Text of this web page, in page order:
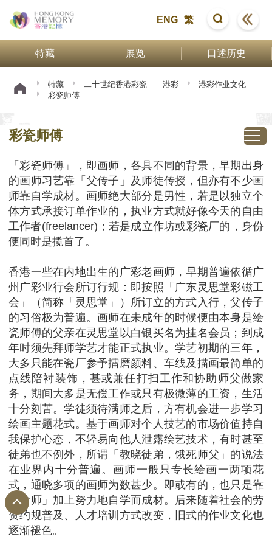
ENG 繁
特藏 展览 口述历史
特藏 二十世纪香港彩瓷——港彩
港彩作业文化
彩瓷师傅
彩瓷师傅
「彩瓷师傅」，即画师，各具不同的背景，早期出身
的画师习艺靠「父传子」及师徒传授，但亦有不少画
师靠自学成材。画师绝大部分是男性，若是以独立个
体方式承接订单作业的，执业方式就好像今天的自由
工作者(freelancer)；若是成立作坊或彩瓷厂的，身份
便同时是揽首了。
香港一些在内地出生的广彩老画师，早期普遍依循广
州广彩业行会所订行规：即按照「广东灵思堂彩磁工
会」（简称「灵思堂」）所订立的方式入行，父传子
的习俗极为普遍。画师在未成年的时候便由本身是绘
瓷师傅的父亲在灵思堂以白银买名为挂名会员；到成
年时须先拜师学艺才能正式执业。学艺初期的三年，
大多只能在瓷厂参予擂磨颜料、车线及描画最简单的
点线陪衬装饰，甚或兼任打扫工作和协助师父做家
务，期间大多是无偿工作或只有极微薄的工资，生活
十分刻苦。学徒须待满师之后，方有机会进一步学习
绘画主题花式。基于画师对个人技艺的市场价值持自
我保护心态，不轻易向他人泄露绘艺技术，有时甚至
徒弟也不例外，所谓「教晓徒弟，饿死师父」的说法
在业界内十分普遍。画师一般只专长绘画一两项花
式，通晓多项的画师为数甚少。即或有的，也只是靠
「偷师」加上努力地自学而成材。后来随着社会的劳
资约规普及、人才培训方式改变，旧式的作业文化也
逐渐褪色。